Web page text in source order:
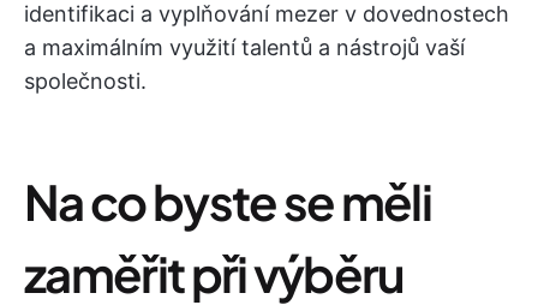
identifikaci a vyplňování mezer v dovednostech
a maximálním využití talentů a nástrojů vaší
společnosti.
Na co byste se měli
zaměřit při výběru